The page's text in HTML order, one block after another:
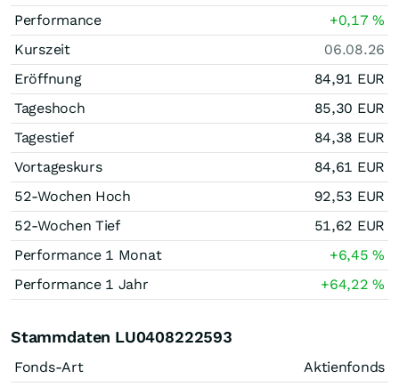
Performance +0,17%
Kurszeit
06.08.26
Eröffnung
84,91 EUR
Tageshoch
85,30 EUR
Tagestief
84,38 EUR
Vortageskurs
84,61 EUR
52-Wochen Hoch
92,53 EUR
52-Wochen Tief
51,62 EUR
Performance 1 Monat
+6,45%
Performance 1 Jahr
+64,22%
Stammdaten LU0408222593
Fonds-Art Aktienfonds